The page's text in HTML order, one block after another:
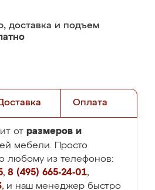
доставка и подъем
Оплата
от размеров и
мебели. Просто
любому из телефонов:
, 8 (495) 665-24-01,
, и наш менеджер быстро